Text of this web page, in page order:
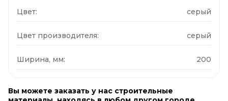
Цвет: серый
Цвет производителя: серый
Ширина, мм: 200
Вы можете заказать у нас строительные